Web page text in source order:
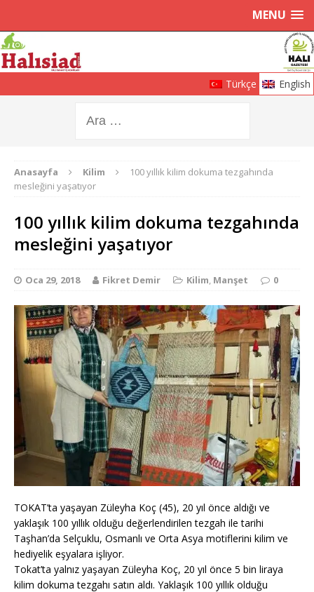
MENU
Türkçe English
Anasayfa Kilim
100 yıllık kilim dokuma tezgahında
mesleğini yaşatıyor
100 yıllık kilim dokuma tezgahında
mesleğini yaşatıyor
Oca 29, 2018 Fikret Demir Kilim, Manşet 0
TOKAT’ta yaşayan Züleyha Koç (45), 20 yıl önce aldığı ve
yaklaşık 100 yıllık olduğu değerlendirilen tezgah ile tarihi
Taşhan’da Selçuklu, Osmanlı ve Orta Asya motiflerini kilim ve
hediyelik eşyalara işliyor.
Tokat’ta yalnız yaşayan Züleyha Koç, 20 yıl önce 5 bin liraya
kilim dokuma tezgahı satın aldı. Yaklaşık 100 yıllık olduğu